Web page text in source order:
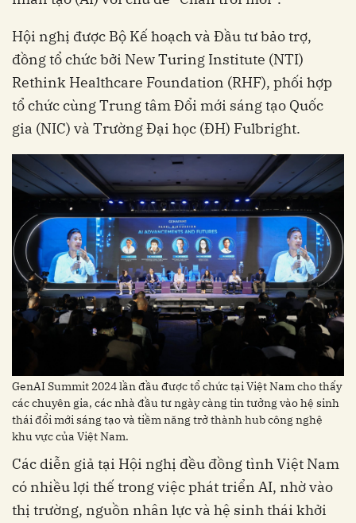
Hội nghị được Bộ Kế hoạch và Đầu tư bảo trợ,
đồng tổ chức bởi New Turing Institute (NTI)
Rethink Healthcare Foundation (RHF), phối hợp
tổ chức cùng Trung tâm Đổi mới sáng tạo Quốc
gia (NIC) và Trường Đại học (ĐH) Fulbright.
GenAI Summit 2024 lần đầu được tổ chức tại Việt Nam cho thấy
các chuyên gia, các nhà đầu tư ngày càng tin tưởng vào hệ sinh
thái đổi mới sáng tạo và tiềm năng trở thành hub công nghệ
khu vực của Việt Nam.
Các diễn giả tại Hội nghị đều đồng tình Việt Nam
có nhiều lợi thế trong việc phát triển AI, nhờ vào
thị trường, nguồn nhân lực và hệ sinh thái khởi